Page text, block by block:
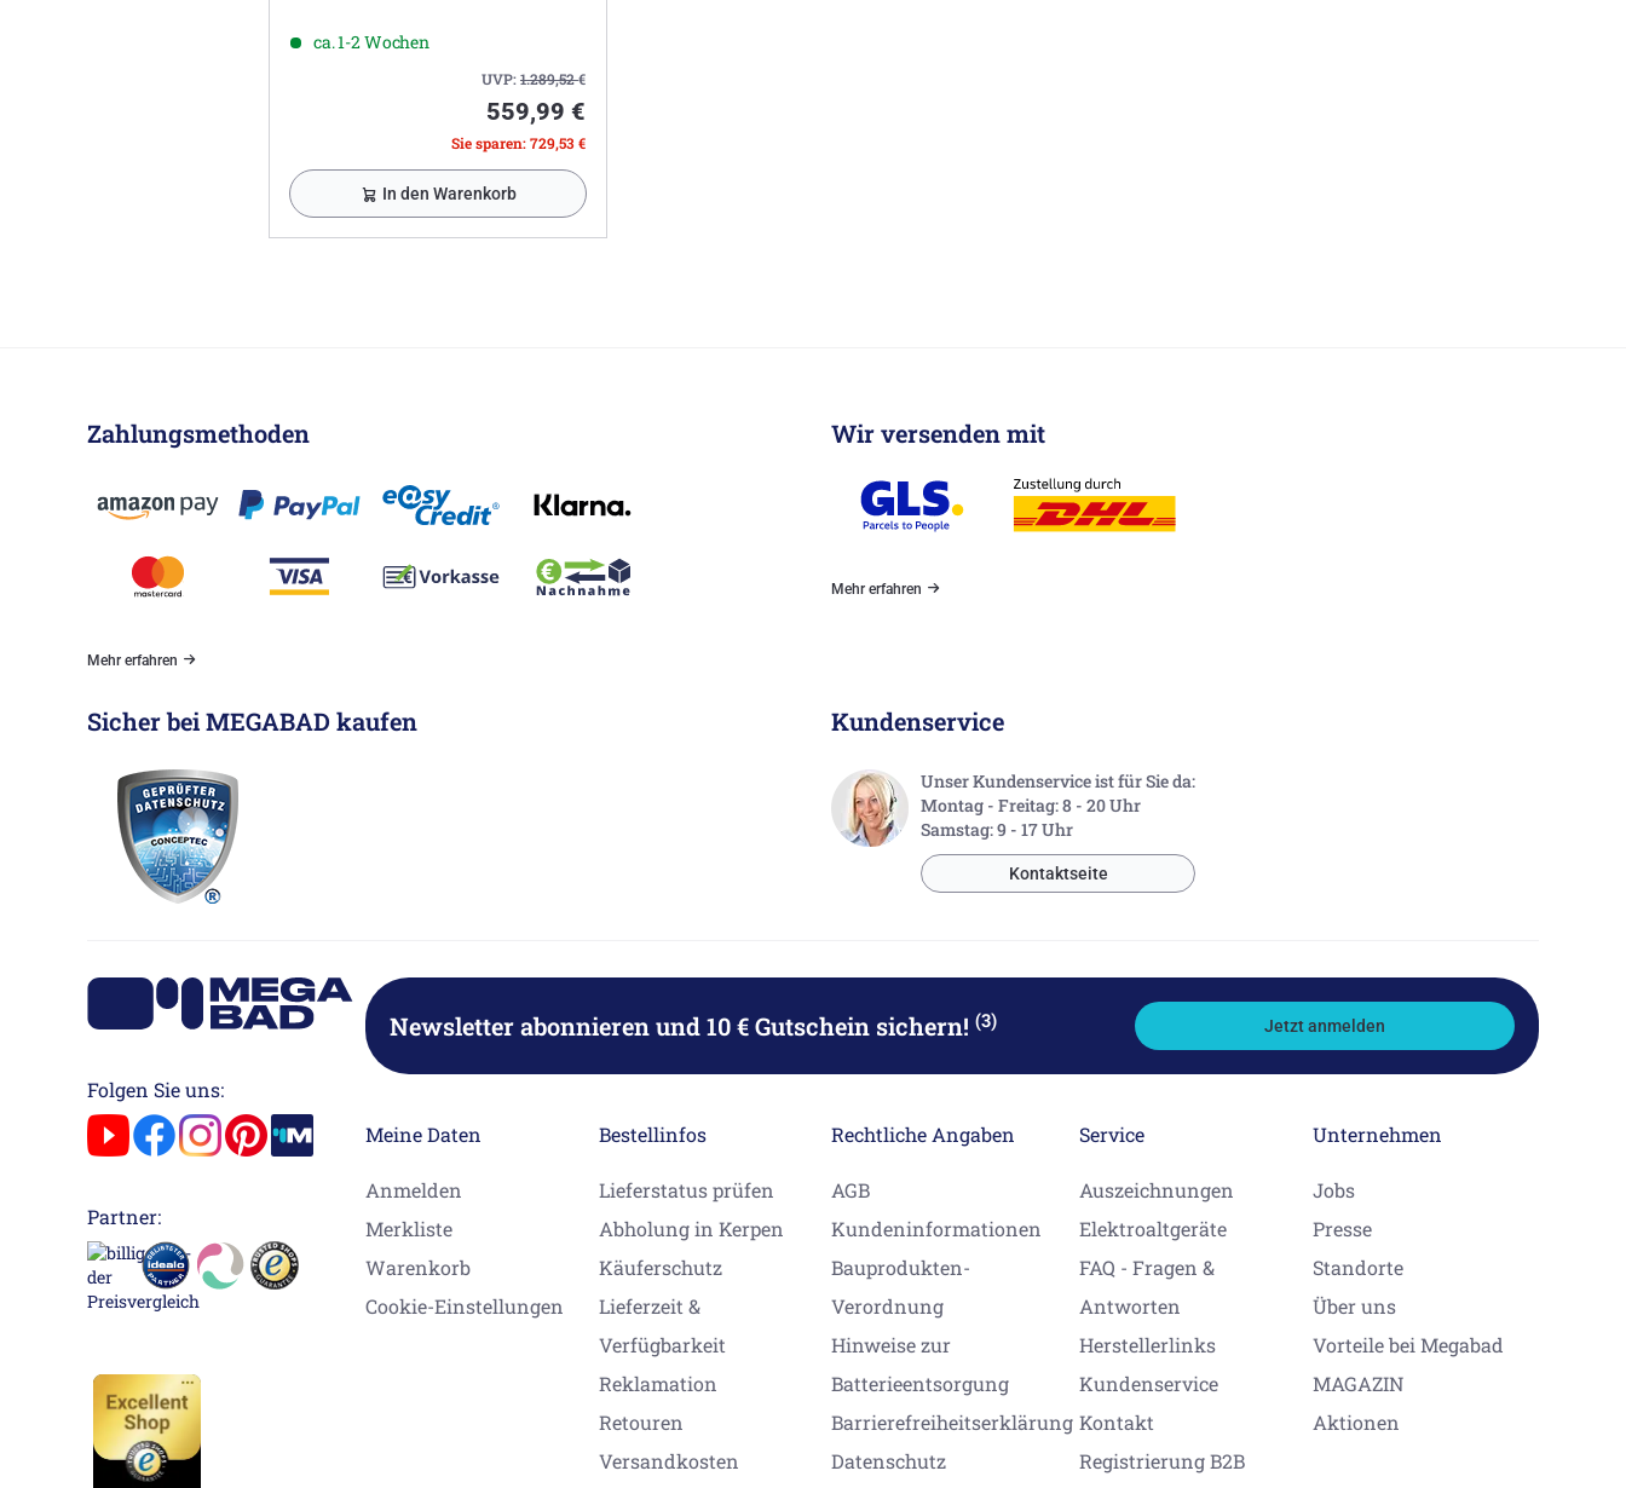
ca. 1-2 Wochen
UVP:1.289,52€
559,99 €
Sie sparen: 729,53 €
In den Warenkorb
Zahlungsmethoden
Mehr erfahren
Wir versenden mit
Mehr erfahren
Sicher bei MEGABAD kaufen Kundenservice
Unser Kundenservice ist für Sie da:
Montag - Freitag: 8 - 20 Uhr
Samstag: 9 - 17 Uhr
Kontaktseite
Folgen Sie uns:
Partner:
Newsletter abonnierenund 10 € Gutschein sichern! (3) Jetzt anmelden
Meine Daten
Anmelden
Merkliste
Warenkorb
Cookie-Einstellungen
Bestellinfos
Lieferstatus prüfen
Abholung in Kerpen
Käuferschutz
Lieferzeit &
Verfügbarkeit
Reklamation
Retouren
Versandkosten
Rechtliche Angaben
AGB
Kundeninformationen
Bauprodukten-
Verordnung
Hinweise zur
Batterieentsorgung
Barrierefreiheitserklärung
Datenschutz
Service
Auszeichnungen
Elektroaltgeräte
FAQ - Fragen &
Antworten
Herstellerlinks
Kundenservice
Kontakt
Registrierung B2B
Unternehmen
Jobs
Presse
Standorte
Über uns
Vorteile bei Megabad
MAGAZIN
Aktionen